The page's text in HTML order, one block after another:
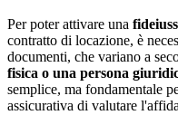
Per poter attivare una
contratto di locazione, è
documenti, che variano a
fisica o una persona
semplice, ma fondamentale
assicurativa di valutare